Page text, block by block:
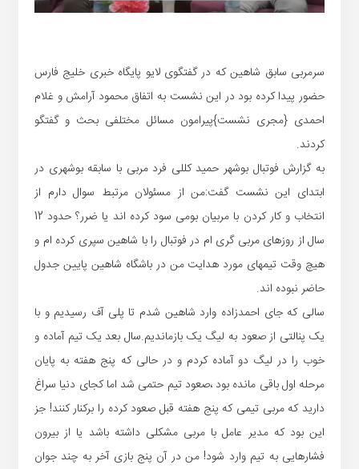
سرمربی سابق شاهین که در گفتگوی لایو پایگاه خبری خلیج فارس
حضور پیدا کرده بود در این نشست به اتفاق محمود آرامش و غلام
احمدی {مجری نشست}پیرامون مسائل مختلفی بحث و گفتگو
کردند.
به گزارش فوتبال بوشهر حمید کللی فرد مربی با سابقه بوشهری در
ابتدای این نشست گفت:من از مسئولان مرتبط سوال دارم از
انتخاب و کار کردن با مربیان بومی سود کرده اند یا ضرر؟ حدود 12
سال از روزهای مربی گری ام در فوتبال را با شاهین سپری کرده ام و
هیچ وقت تیمهای مورد هدایت من در باشگاه شاهین پایین جدول
حاضر نبوده اند.
سالی که جای احمدزاده وارد شاهین شدم تا پلی آف رسیدیم و با
یک پنالتی از صعود به لیگ یک بازماندیم.سال بعد یک تیم آماده و
خوب را در لیگ دو آماده کردم و در حالی که پنج هفته به پایان
مرحله اول باقی مانده بود ،صعود تیم حتمی شد اما کجای دنیا سراغ
دارید که مربی تیمی که پنج هفته قبل صعود کرده را برکنار کنند! جز
این بود که مدیر عامل با مربی مشکلی داشته باشد یا از بیرون
فشارهایی به تیم وارد شود! من در آن پنج بازی آخر به چند جوان